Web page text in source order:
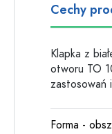
Cechy
Klapka z
otworu TO
zastosowań
Forma -